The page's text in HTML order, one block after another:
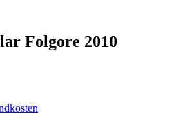
Folgore 2010